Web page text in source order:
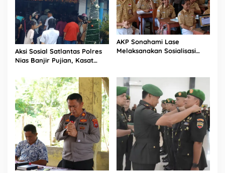
Aksi Sosial Satlantas Polres
Nias Banjir Pujian, Kasat
Bagikan 1.000 Dus Kopi
Fresco untuk Warga di
Tengah Sulitnya Ekonomi
AKP Sonahami Lase
Melaksanakan Sosialisasi
Selatan